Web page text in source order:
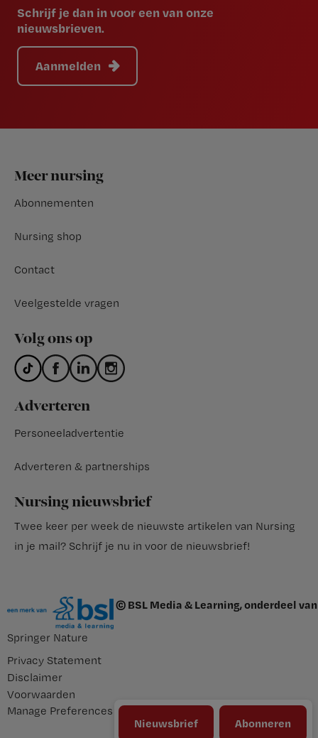
Nieuwsbrief Abonneren
Schrijf je dan in voor een van onze
nieuwsbrieven.
Aanmelden
Footer
Meer nursing
Abonnementen
Nursing shop
Contact
Veelgestelde vragen
Volg ons op
Adverteren
Personeeladvertentie
Adverteren & partnerships
Nursing nieuwsbrief
Twee keer per week de nieuwste artikelen van Nursing
in je mail? Schrijf je nu in voor de nieuwsbrief!
© BSL Media & Learning, onderdeel van
Springer Nature
Privacy Statement
Disclaimer
Voorwaarden
Manage Preferences